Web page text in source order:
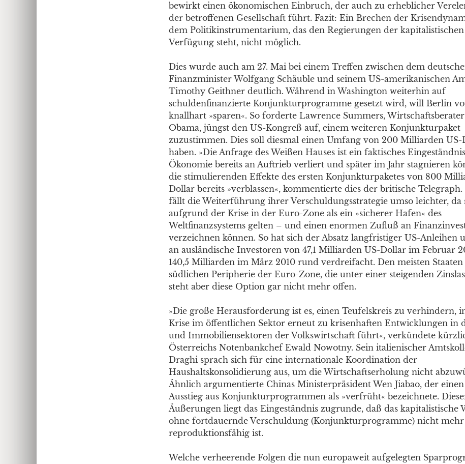
bewirkt einen ökonomischen Einbruch, der auch zu erheblicher
der betroffenen Gesellschaft führt. Fazit: Ein Brechen der
dem Politikinstrumentarium, das den Regierungen der
Verfügung steht, nicht möglich.
Dies wurde auch am 27. Mai bei einem Treffen zwischen dem
Finanzminister Wolfgang Schäuble und seinem US-amerikanischen
Timothy Geithner deutlich. Während in Washington weiterhin auf
schuldenfinanzierte Konjunkturprogramme gesetzt wird, will Berlin
knallhart »sparen«. So forderte Lawrence Summers,
Obama, jüngst den US-Kongreß auf, einem weiteren Konjunkturpaket
zuzustimmen. Dies soll diesmal einen Umfang von 200 Milliarden
haben. »Die Anfrage des Weißen Hauses ist ein faktisches
Ökonomie bereits an Auftrieb verliert und später im Jahr stagnieren
die stimulierenden Effekte des ersten Konjunkturpaketes von 800
Dollar bereits »verblassen«, kommentierte dies der britische Telegraph.
fällt die Weiterführung ihrer Verschuldungsstrategie umso leichter, da
aufgrund der Krise in der Euro-Zone als ein »sicherer Hafen« des
Weltfinanzsystems gelten – und einen enormen Zufluß an
verzeichnen können. So hat sich der Absatz langfristiger US-Anleihen
an ausländische Investoren von 47,1 Milliarden US-Dollar im Februar
140,5 Milliarden im März 2010 rund verdreifacht. Den meisten
südlichen Peripherie der Euro-Zone, die unter einer steigenden
steht aber diese Option gar nicht mehr offen.
»Die große Herausforderung ist es, einen Teufelskreis zu verhindern,
Krise im öffentlichen Sektor erneut zu krisenhaften Entwicklungen in
und Immobiliensektoren der Volkswirtschaft führt«, verkündete
Österreichs Notenbankchef Ewald Nowotny. Sein italienischer
Draghi sprach sich für eine internationale Koordination der
Haushaltskonsolidierung aus, um die Wirtschaftserholung nicht
Ähnlich argumentierte Chinas Ministerpräsident Wen Jiabao, der
Ausstieg aus Konjunkturprogrammen als »verfrüht« bezeichnete.
Äußerungen liegt das Eingeständnis zugrunde, daß das kapitalistische
ohne fortdauernde Verschuldung (Konjunkturprogramme) nicht mehr
reproduktionsfähig ist.
Welche verheerende Folgen die nun europaweit aufgelegten